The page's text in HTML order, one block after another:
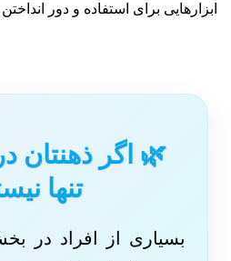
ابزارهایی برای استفاده و دور
🌿 اگر ذهنتان
تنها
بسیاری از افراد در